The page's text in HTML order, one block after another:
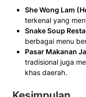
She Wong Lam
terkenal yang
Snake Soup
berbagai menu
Pasar Makanan
tradisional juga
khas daerah.